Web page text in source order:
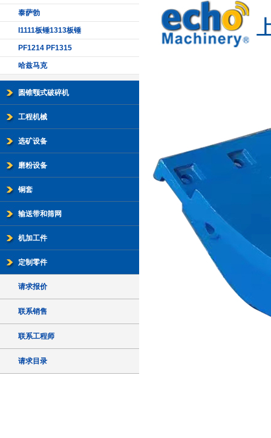
泰萨勃
I1111板锤1313板锤
PF1214 PF1315
哈兹马克
圆锥颚式破碎机
工程机械
选矿设备
磨粉设备
铜套
输送带和筛网
机加工件
定制零件
请求报价
联系销售
联系工程师
请求目录